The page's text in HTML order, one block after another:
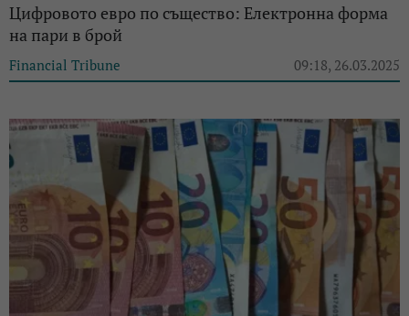
Цифровото евро по същество: Електронна форма
на пари в брой
Financial Tribune 09:18, 26.03.2025